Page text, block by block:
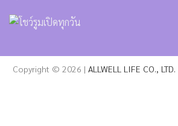
Copyright © 2026 | ALLWELL LIFE CO., LTD.